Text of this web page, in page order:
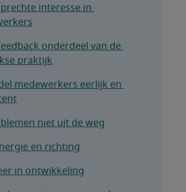
interesse in
onderdeel van de
praktijk
medewerkers eerlijk en
niet uit de weg
en richting
in ontwikkeling